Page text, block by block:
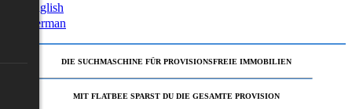
English
German
DIE SUCHMASCHINE FÜR PROVISIONSFREIE IMMOBILIEN
MIT FLATBEE SPARST DU DIE GESAMTE PROVISION